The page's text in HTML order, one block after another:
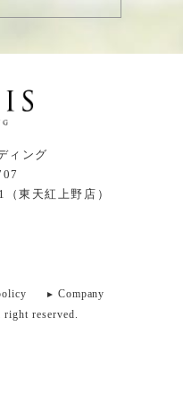
ィング
東天紅上野店）
Company
reserved.